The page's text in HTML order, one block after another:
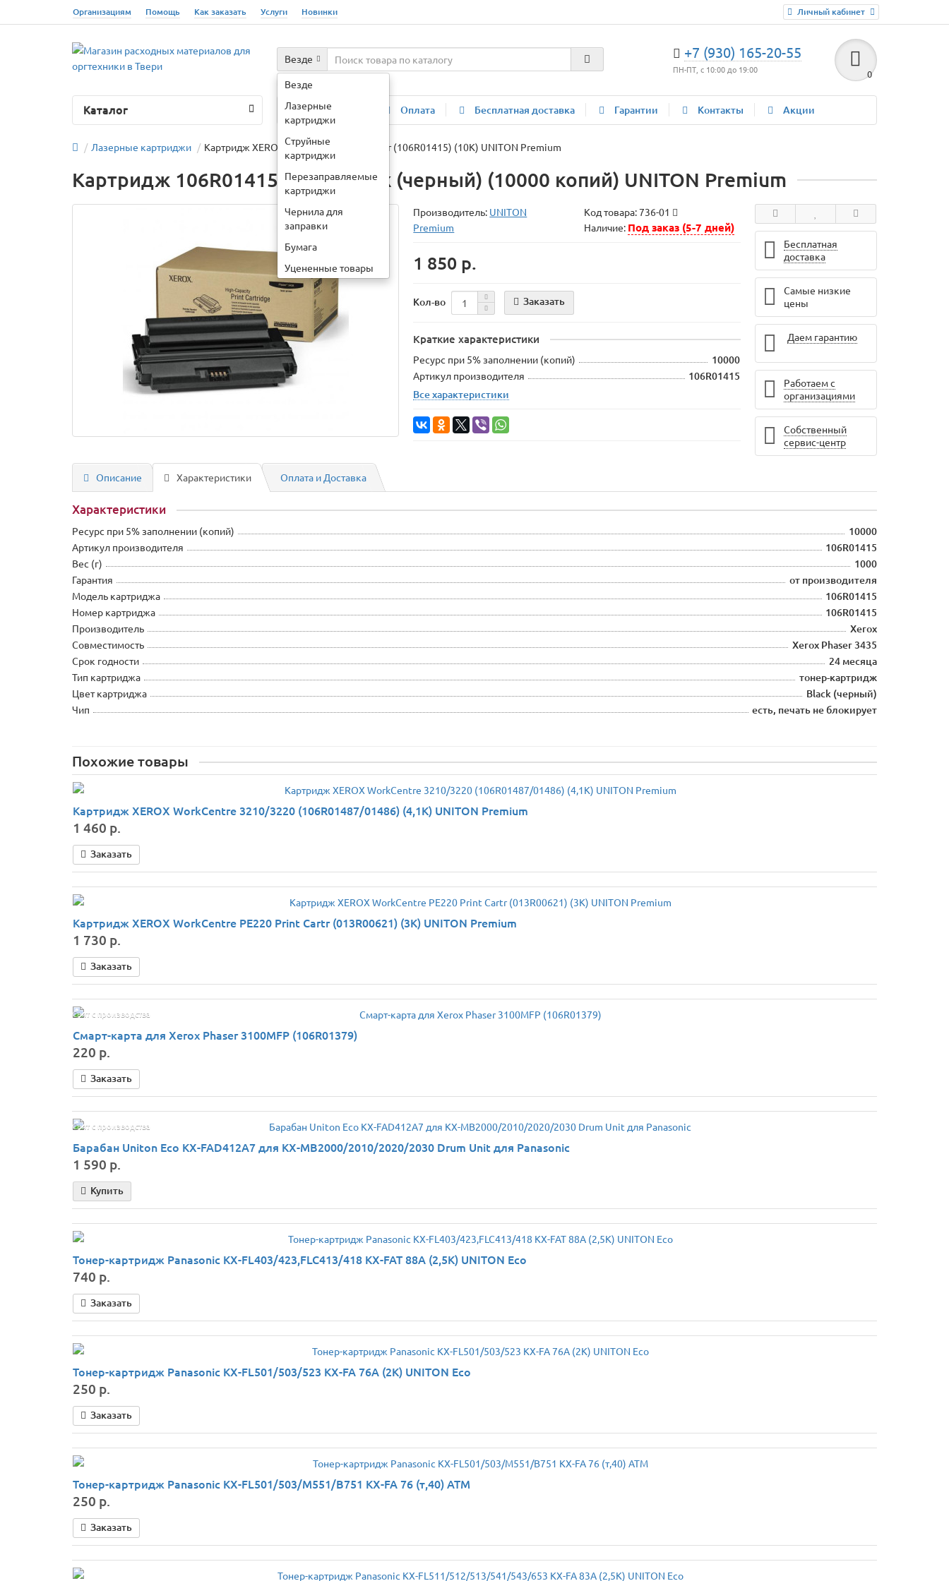
Личный кабинет
Организациям Помощь Как заказать Услуги Новинки
+7 (930) 165-20-55
ПН-ПТ, с 10:00 до 19:00 0
Везде
Везде
Лазерные
картриджи
Струйные
картриджи
Перезаправляемые
картриджи
Чернила для
заправки
Бумага
Уцененные товары
Например:
О компании Оплата Бесплатная доставка Гарантии Контакты Акции
Каталог
Лазерные картриджи Картридж XEROX Phaser 3435 Print Cartr (106R01415) (10K) UNITON Premium
Картридж 106R01415 Xerox Black (черный) (10000 копий) UNITON Premium
Производитель: UNITON
Premium
Код товара:736-01
Наличие: Под заказ (5-7 дней)
1 850 р.
Кол-во Заказать
Краткие характеристики
Ресурс при 5% заполнении (копий) 10000
Артикул производителя
106R01415
Все характеристики
Бесплатная
доставка
Самые низкие
цены
Даем гарантию
Работаем с
организациями
Собственный
сервис-центр
Описание Характеристики Оплата и Доставка
Характеристики
Ресурс при 5% заполнении (копий) 10000
Артикул производителя 106R01415
Вес (г) 1000
Гарантия от производителя
Модель картриджа 106R01415
Номер картриджа 106R01415
Производитель Xerox
Совместимость Xerox Phaser 3435
Срок годности 24 месяца
Тип картриджа тонер-картридж
Цвет картриджа Black (черный)
Чип есть, печать не блокирует
Похожие товары
Картридж XEROX WorkCentre 3210/3220 (106R01487/01486) (4,1K) UNITON Premium
1 460 р.
Заказать
Картридж XEROX WorkCentre PE220 Print Cartr (013R00621) (3K) UNITON Premium
1 730 р.
Заказать
Снят с производства
Смарт-карта для Xerox Phaser 3100MFP (106R01379)
220 р.
Заказать
Снят с производства
Барабан Uniton Eco KX-FAD412A7 для KX-MB2000/2010/2020/2030 Drum Unit для Panasonic
1 590 р.
Купить
Тонер-картридж Panasonic KX-FL403/423,FLC413/418 KX-FAT 88A (2,5K) UNITON Eco
740 р.
Заказать
Тонер-картридж Panasonic KX-FL501/503/523 KX-FA 76A (2K) UNITON Eco
250 р.
Заказать
Тонер-картридж Panasonic KX-FL501/503/M551/B751 KX-FA 76 (т,40) ATM
250 р.
Заказать